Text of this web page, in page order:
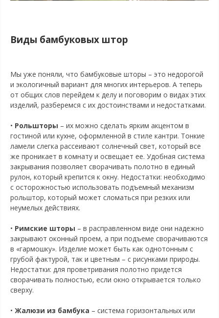
Виды бамбуковых штор
Мы уже поняли, что бамбуковые шторы – это недорогой
и экологичный вариант для многих интерьеров. А теперь
от общих слов перейдем к делу и поговорим о видах этих
изделий, разберемся с их достоинствами и недостатками.
• Рольшторы – их можно сделать ярким акцентом в
гостиной или кухне, оформленной в стиле кантри. Тонкие
ламели слегка рассеивают солнечный свет, который все
же проникает в комнату и освещает ее. Удобная система
закрывания позволяет сворачивать полотно в единый
рулон, который крепится к окну. Недостатки: необходимо
с осторожностью использовать подъемный механизм
рольштор, который может сломаться при резких или
неумелых действиях.
• Римские шторы – в расправленном виде они надежно
закрывают оконный проем, а при подъеме сворачиваются
в «гармошку». Изделие может быть как однотонным с
грубой фактурой, так и цветным – с рисунками природы.
Недостатки: для проветривания полотно придется
сворачивать полностью, если окно открывается только
сверху.
• Жалюзи из бамбука – система горизонтальных или